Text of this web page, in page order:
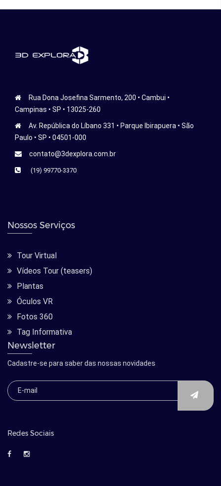
Rua Dona Josefina Sarmento, 200 • Cambui •
Campinas • SP • 13025-260
Av. República do Líbano 331 • Parque Ibirapuera • São
Paulo • SP • 04501-000
contato@3dexplora.com.br
(19) 99770-3370
Nossos Serviços
Tour Virtual
Vídeos Tour (teasers)
Plantas
Óculos VR
Fotos 360
Tag Informativa
Newsletter
Cadastre-se para saber das nossas novidades
Redes Sociais